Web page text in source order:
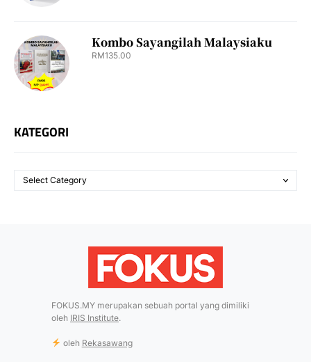
Kombo Sayangilah Malaysiaku
RM135.00
KATEGORI
FOKUS.MY merupakan sebuah portal yang dimiliki
oleh IRIS Institute.
oleh Rekasawang